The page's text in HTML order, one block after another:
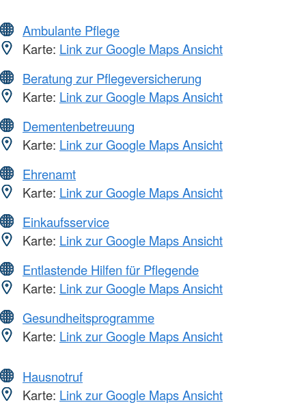
Ambulante Pflege
Karte: Link zur Google Maps Ansicht
Beratung zur Pflegeversicherung
Karte: Link zur Google Maps Ansicht
Dementenbetreuung
Karte: Link zur Google Maps Ansicht
Ehrenamt
Karte: Link zur Google Maps Ansicht
Einkaufsservice
Karte: Link zur Google Maps Ansicht
Entlastende Hilfen für Pflegende
Karte: Link zur Google Maps Ansicht
Gesundheitsprogramme
Karte: Link zur Google Maps Ansicht
Hausnotruf
Karte: Link zur Google Maps Ansicht